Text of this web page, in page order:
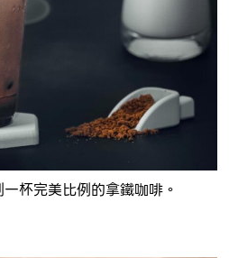
杯完美比例的拿鐵咖啡。